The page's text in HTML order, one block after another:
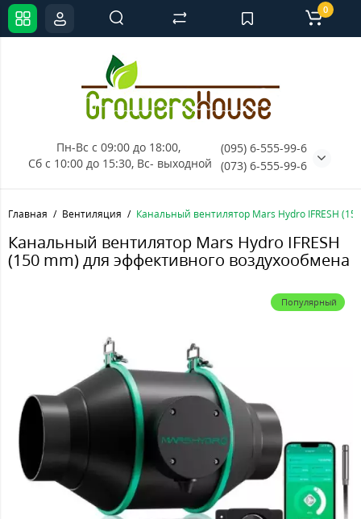
Пн-Вс с 09:00 до 18:00,
Сб с 10:00 до 15:30, Вс- выходной
(095) 6-555-99-6
(073) 6-555-99-6
0
Главная Вентиляция Канальный вентилятор Mars Hydro IFRESH
Канальный вентилятор Mars Hydro IFRESH
(150 mm) для эффективного воздухообмена
Популярный